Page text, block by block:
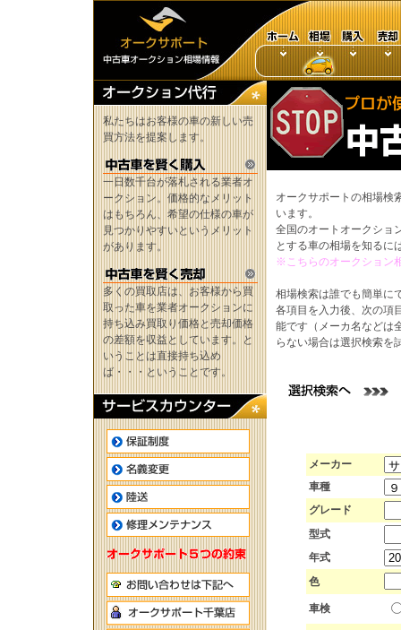
私たちはお客様の車の新しい売
買方法を提案します。
一日数千台が落札される業者オ
ークション。価格的なメリット
はもちろん、希望の仕様の車が
見つかりやすいというメリット
があります。
多くの買取店は、お客様から買
取った車を業者オークションに
持ち込み買取り価格と売却価格
の差額を収益としています。と
いうことは直接持ち込め
ば・・・ということです。
オークサポートの相場検
います。
全国のオートオークショ
とする車の相場を知るに
※こちらのオークション
相場検索は誰でも簡単に
各項目を入力後、次の項
能です（メーカ名などは
らない場合は選択検索を
メーカー
車種
グレード
型式
年式
色
車検